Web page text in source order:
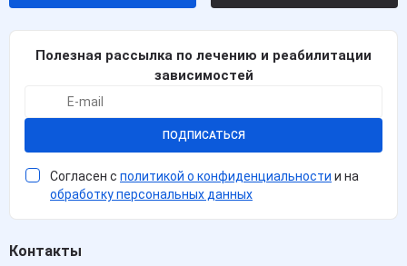
Полезная рассылка по лечению и реабилитации
зависимостей
ПОДПИСАТЬСЯ
Согласен с политикой о конфиденциальности и на
обработку персональных данных
Контакты